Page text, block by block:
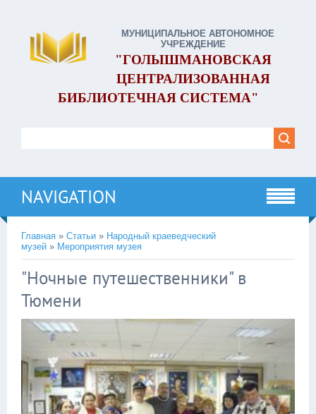
МУНИЦИПАЛЬНОЕ АВТОНОМНОЕ
УЧРЕЖДЕНИЕ
"ГОЛЫШМАНОВСКАЯ
ЦЕНТРАЛИЗОВАННАЯ
БИБЛИОТЕЧНАЯ СИСТЕМА"
NAVIGATION
Главная » Статьи » Народный краеведческий
музей » Мероприятия музея
"Ночные путешественники" в
Тюмени